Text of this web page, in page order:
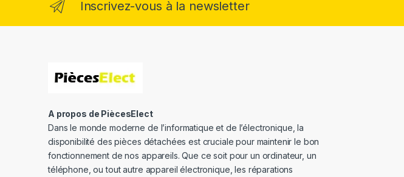
Inscrivez-vous à la newsletter
A propos de PiècesElect
Dans le monde moderne de l’informatique et de l’électronique, la
disponibilité des pièces détachées est cruciale pour maintenir le bon
fonctionnement de nos appareils. Que ce soit pour un ordinateur, un
téléphone, ou tout autre appareil électronique, les réparations